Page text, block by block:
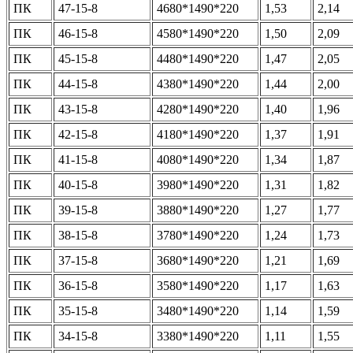
ПК
47-15-8 4680*1490*220 1,53
2,14
ПК
46-15-8 4580*1490*220 1,50
2,09
ПК
45-15-8 4480*1490*220 1,47
2,05
ПК
44-15-8 4380*1490*220 1,44
2,00
ПК
43-15-8 4280*1490*220 1,40
1,96
ПК
42-15-8 4180*1490*220 1,37
1,91
ПК
41-15-8 4080*1490*220 1,34
1,87
ПК
40-15-8 3980*1490*220 1,31
1,82
ПК
39-15-8 3880*1490*220 1,27
1,77
ПК
38-15-8 3780*1490*220 1,24
1,73
ПК
37-15-8 3680*1490*220 1,21
1,69
ПК
36-15-8 3580*1490*220 1,17
1,63
ПК
35-15-8 3480*1490*220 1,14
1,59
ПК
34-15-8 3380*1490*220 1,11
1,55